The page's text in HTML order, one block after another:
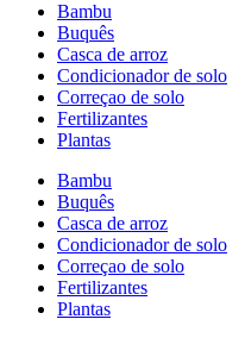
Bambu
Buquês
Casca de arroz
Condicionador de solo
Correçao de solo
Fertilizantes
Plantas
Bambu
Buquês
Casca de arroz
Condicionador de solo
Correçao de solo
Fertilizantes
Plantas